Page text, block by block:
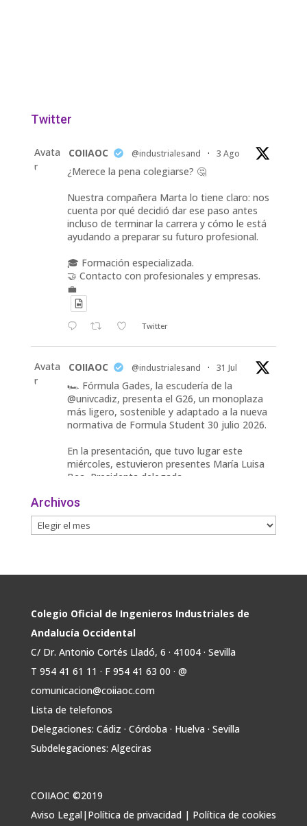
Twitter
Avata
r
COIIAOC @industrialesand · 3 Ago
¿Merece la pena colegiarse? 🤔
Nuestra compañera Marta lo tiene claro: nos
cuenta por qué decidió dar ese paso antes
incluso de terminar la carrera y cómo le está
ayudando a preparar su futuro profesional.
🎓 Formación especializada.
🤝 Contacto con profesionales y empresas.
💼
Twitter
Avata
r
COIIAOC @industrialesand · 31 Jul
🏎️ Fórmula Gades, la escudería de la
@univcadiz, presenta el G26, un monoplaza
más ligero, sostenible y adaptado a la nueva
normativa de Formula Student 30 julio 2026.
En la presentación, que tuvo lugar este
miércoles, estuvieron presentes María Luisa
Bea, Presidenta delegada
Twitter
📢ℹ️ El Gobierno acelera la electrificación
2030 para infraestructuras que permitan la
conexión de vivienda, industria y transporte
electrificado.
Estas medidas se encuentran en la dirección
Avata
COIIAOC @industrialesand · 29 Jul
🤝🏾 @industrialesand desempeña un
🛡️ Actuamos como garantes del interés
Archivos
Colegio Oficial de Ingenieros Industriales de
Andalucía Occidental
C/ Dr. Antonio Cortés Lladó, 6 · 41004 · Sevilla
T 954 41 61 11 · F 954 41 63 00 · @
comunicacion@coiiaoc.com
Lista de telefonos
Delegaciones: Cádiz · Córdoba · Huelva · Sevilla
Subdelegaciones: Algeciras
COIIAOC ©2019
Aviso Legal | Política de privacidad | Política de cookies